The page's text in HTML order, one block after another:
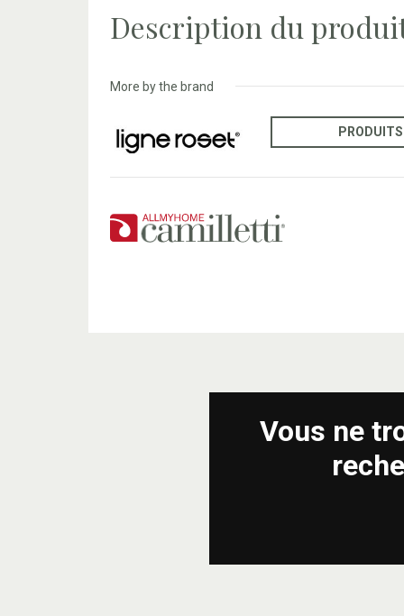
Description du
More by the brand
Vous ne